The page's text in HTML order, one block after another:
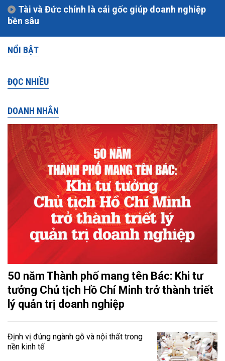
Tài và Đức chính là cái gốc giúp doanh nghiệp
bền sâu
NỔI BẬT
ĐỌC NHIỀU
DOANH NHÂN
50 năm Thành phố mang tên Bác: Khi tư
tưởng Chủ tịch Hồ Chí Minh trở thành triết
lý quản trị doanh nghiệp
Định vị đúng ngành gỗ và nội thất trong
nền kinh tế